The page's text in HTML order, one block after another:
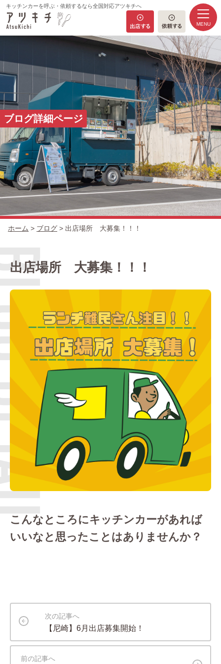
キッチンカーを呼ぶ・依頼するなら全国対応アツキチへ
MENU
HOME
コンセプト
出店の流れ
ブログ詳細ページ
ホーム > ブログ > 出店場所 大募集！！！
出店場所 大募集！！！
こんなところにキッチンカーがあれば
いいなと思ったことはありませんか？
次の記事へ
【尼崎】6月出店募集開始！
前の記事へ